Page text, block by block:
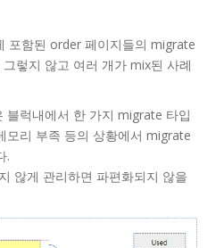
포함된 order 페이지들의 migrate
렇지 않고 여러 개가 mix된 사례
블럭내에서 한 가지 migrate 타입
모리 부족 등의 상황에서 migrate
.
않게 관리하면 파편화되지 않을